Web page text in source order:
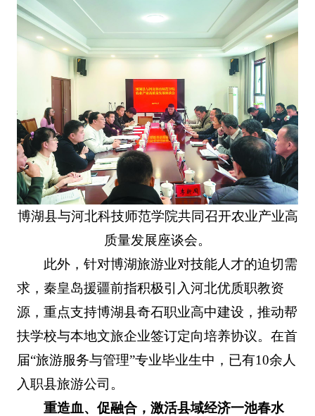
博湖县与河北科技师范学院共同召开农业产业高
质量发展座谈会。
此外，针对博湖旅游业对技能人才的迫切需
求，秦皇岛援疆前指积极引入河北优质职教资
源，重点支持博湖县奇石职业高中建设，推动帮
扶学校与本地文旅企业签订定向培养协议。在首
届“旅游服务与管理”专业毕业生中，已有10余人
入职县旅游公司。
重造血、促融合，激活县域经济一池春水